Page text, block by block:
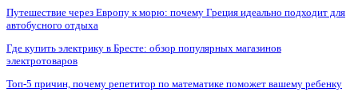
Путешествие через Европу к морю: почему Греция идеально подходит для
автобусного отдыха
Где купить электрику в Бресте: обзор популярных магазинов
электротоваров
Топ-5 причин, почему репетитор по математике поможет вашему ребенку